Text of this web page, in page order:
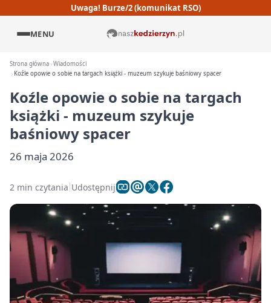
Uwaga! Burze/2 (komunikat RSO)
MENU
Strona główna Wiadomości
Koźle opowie o sobie na targach książki - muzeum szykuje baśniowy spacer
Koźle opowie o sobie na targach
książki - muzeum szykuje
baśniowy spacer
26 maja 2026
2 min czytania Udostępnij